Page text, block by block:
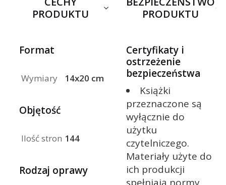
PRODUKTU
Format
Wymiary 14x20 cm
Objętość
Ilość stron 144
Rodzaj oprawy
PRODUKTU
Certyfikaty i
ostrzeżenie
bezpieczeństwa
Książki
przeznaczone są
wyłącznie do
użytku
czytelniczego.
Materiały użyte do
ich produkcji